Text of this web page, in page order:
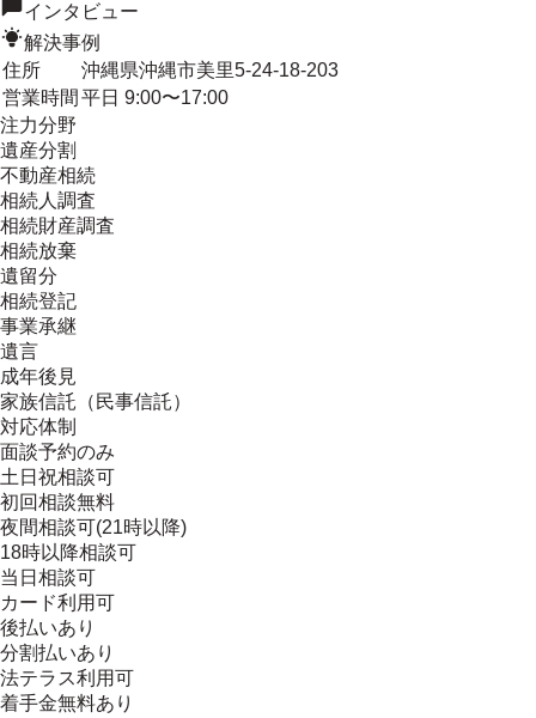
インタビュー
解決事例
住所
沖縄県沖縄市美里5-24-18-203
営業時間 平日 9:00〜17:00
注力分野
遺産分割
不動産相続
相続人調査
相続財産調査
相続放棄
遺留分
相続登記
事業承継
遺言
成年後見
家族信託（民事信託）
対応体制
面談予約のみ
土日祝相談可
初回相談無料
夜間相談可(21時以降)
18時以降相談可
当日相談可
カード利用可
後払いあり
分割払いあり
法テラス利用可
着手金無料あり